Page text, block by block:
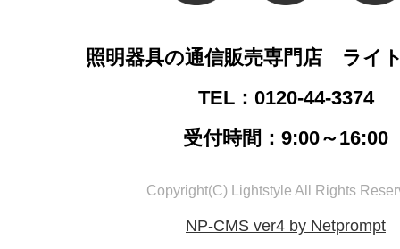
照明器具の通信販売専門店 ライ
TEL：0120-44-3374
受付時間：9:00～16:00
Copyright(C) Lightstyle All Rights
NP-CMS ver4 by Netprompt